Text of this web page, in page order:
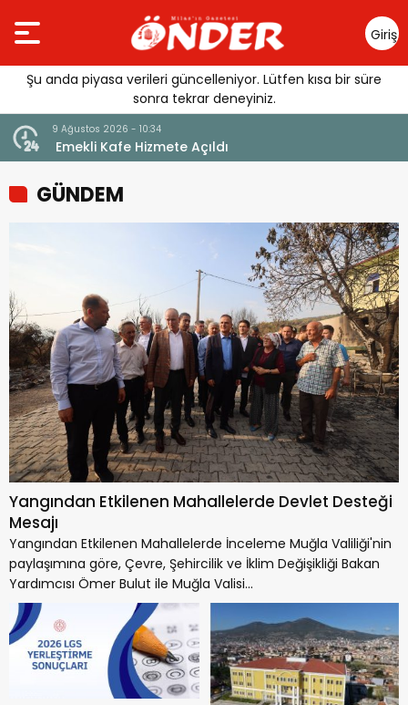
Giriş
Yap
Şu anda piyasa verileri güncelleniyor. Lütfen kısa bir süre
sonra tekrar deneyiniz.
ACELE KAMULAŞTIRMA
GÜNDEM
Yangından Etkilenen Mahallelerde Devlet Desteği
Mesajı
Yangından Etkilenen Mahallelerde İnceleme Muğla Valiliği'nin
paylaşımına göre, Çevre, Şehircilik ve İklim Değişikliği Bakan
Yardımcısı Ömer Bulut ile Muğla Valisi...